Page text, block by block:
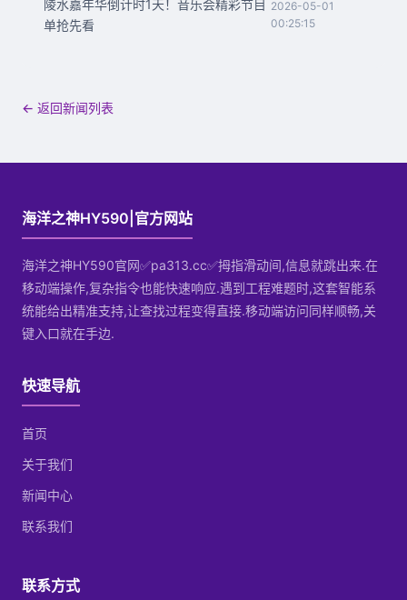
陵水嘉年华倒计时1天！音乐会精彩节目
单抢先看
2026-05-01
00:25:15
← 返回新闻列表
海洋之神HY590|官方网站
海洋之神HY590官网✅pa313.cc✅拇指滑动间,信息就跳出来.在
移动端操作,复杂指令也能快速响应.遇到工程难题时,这套智能系
统能给出精准支持,让查找过程变得直接.移动端访问同样顺畅,关
键入口就在手边.
快速导航
首页
关于我们
新闻中心
联系我们
联系方式